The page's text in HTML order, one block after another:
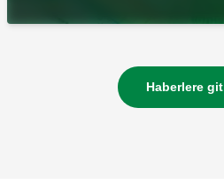
Haberlere git